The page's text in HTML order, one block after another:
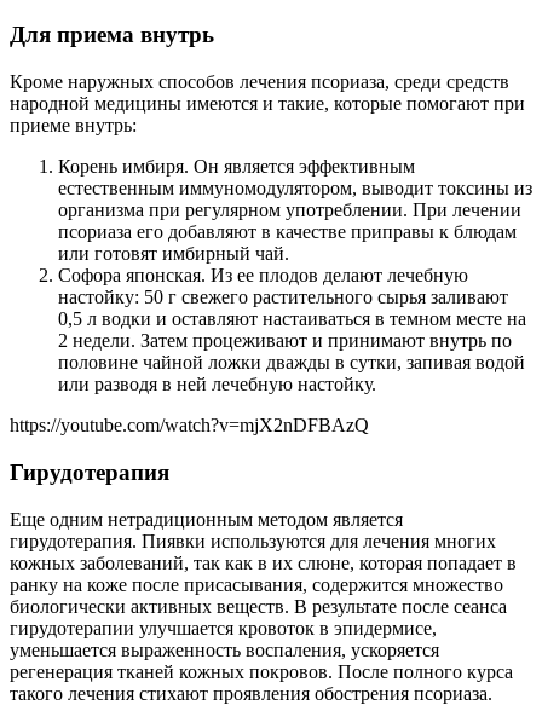
Для приема внутрь
Кроме наружных способов лечения псориаза, среди средств
народной медицины имеются и такие, которые помогают при
приеме внутрь:
Корень имбиря. Он является эффективным
естественным иммуномодулятором, выводит токсины из
организма при регулярном употреблении. При лечении
псориаза его добавляют в качестве приправы к блюдам
или готовят имбирный чай.
Софора японская. Из ее плодов делают лечебную
настойку: 50 г свежего растительного сырья заливают
0,5 л водки и оставляют настаиваться в темном месте на
2 недели. Затем процеживают и принимают внутрь по
половине чайной ложки дважды в сутки, запивая водой
или разводя в ней лечебную настойку.
https://youtube.com/watch?v=mjX2nDFBAzQ
Гирудотерапия
Еще одним нетрадиционным методом является
гирудотерапия. Пиявки используются для лечения многих
кожных заболеваний, так как в их слюне, которая попадает в
ранку на коже после присасывания, содержится множество
биологически активных веществ. В результате после сеанса
гирудотерапии улучшается кровоток в эпидермисе,
уменьшается выраженность воспаления, ускоряется
регенерация тканей кожных покровов. После полного курса
такого лечения стихают проявления обострения псориаза.